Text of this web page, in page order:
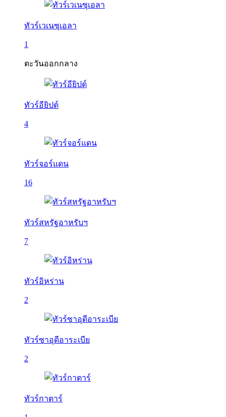
ทัวร์เวเนซุเอลา
1
ตะวันออกกลาง
ทัวร์อียิปต์
4
ทัวร์จอร์แดน
16
ทัวร์สหรัฐอาหรับฯ
7
ทัวร์อิหร่าน
2
ทัวร์ซาอุดีอาระเบีย
2
ทัวร์กาตาร์